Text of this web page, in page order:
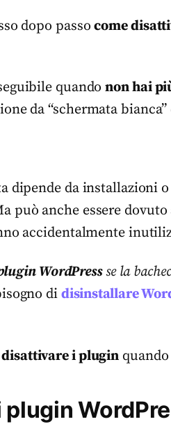
dopo passocome
quandonon hai
da “schermata
dipende da installazioni
può anche essere
accidentalmente
WordPressse la
di disinstallare
disattivare i plugin